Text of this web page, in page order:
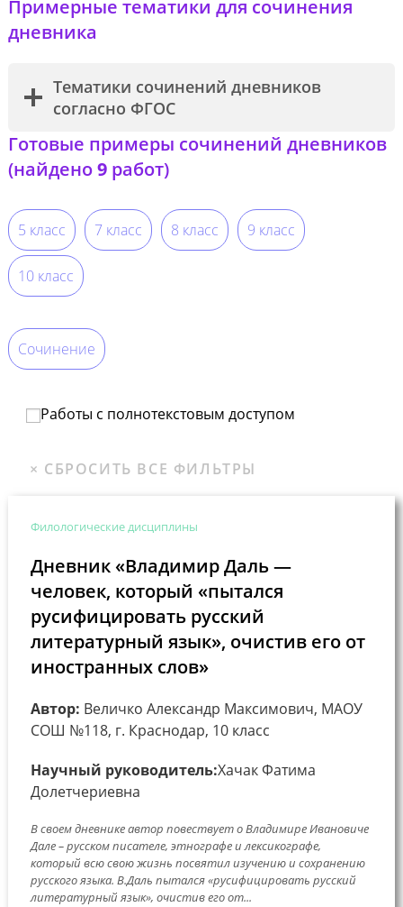
Примерные тематики для сочинения
дневника
Тематики сочинений дневников
согласно ФГОС
Готовые примеры сочинений дневников
(найдено9работ)
5 класс 7 класс 8 класс 9 класс
10 класс
Сочинение
Работы с полнотекстовым доступом
Филологические дисциплины
Дневник «Владимир Даль —
человек, который «пытался
русифицировать русский
литературный язык», очистив его от
иностранных слов»
Автор: Величко Александр Максимович, МАОУ
СОШ №118, г. Краснодар, 10 класс
Научный руководитель:Хачак Фатима
Долетчериевна
В своем дневнике автор повествует о Владимире Ивановиче
Дале – русском писателе, этнографе и лексикографе,
который всю свою жизнь посвятил изучению и сохранению
русского языка. В.Даль пытался «русифицировать русский
литературный язык», очистив его от...